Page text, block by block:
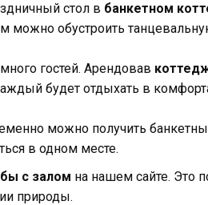
стол в банкетном
можно обустроить
гостей. Арендовав
будет отдыхать в
можно получить
в одном месте.
с залом на нашем сайте. Это
природы.